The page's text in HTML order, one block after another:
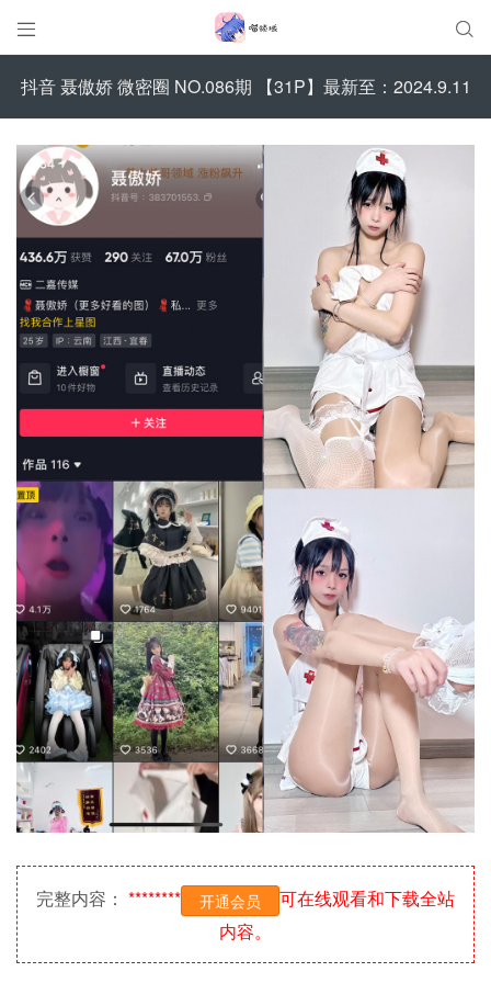
 
抖音 聂傲娇 微密圈 NO.086期 【31P】最新至：2024.9.11
完整内容： ******** 开通会员
可在线观看和下载全站
内容。